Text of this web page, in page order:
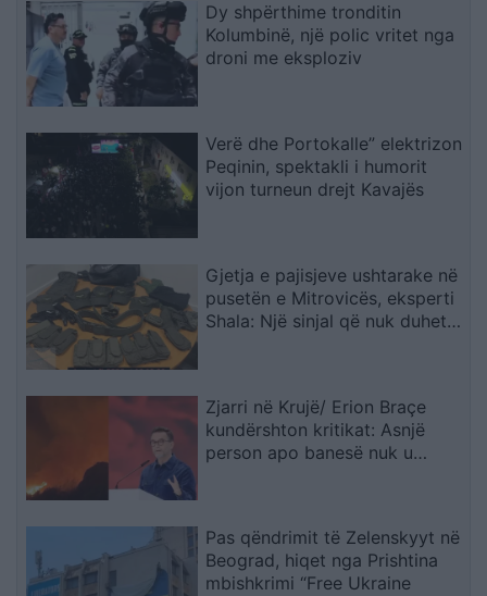
Dy shpërthime tronditin
Kolumbinë, një polic vritet nga
droni me eksploziv
Verë dhe Portokalle” elektrizon
Peqinin, spektakli i humorit
vijon turneun drejt Kavajës
Gjetja e pajisjeve ushtarake në
pusetën e Mitrovicës, eksperti
Shala: Një sinjal që nuk duhet
Zjarri në Krujë/ Erion Braçe
kundërshton kritikat: Asnjë
person apo banesë nuk u
Pas qëndrimit të Zelenskyyt në
Beograd, hiqet nga Prishtina
mbishkrimi “Free Ukraine